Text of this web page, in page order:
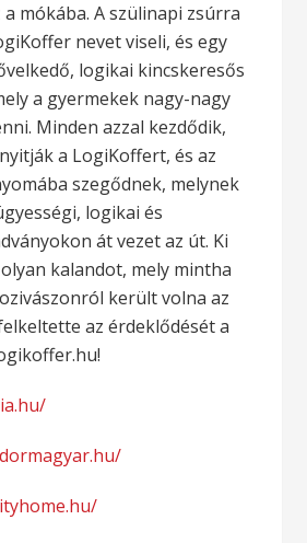
a mókába.A szülinapi zsúrra
nevet viseli, és egy
logikai kincskeresős
a gyermekek nagy-nagy
Minden azzal kezdődik,
a LogiKoffert, és az
szegődnek, melynek
logikai és
át vezet az út. Ki
kalandot, mely mintha
került volna az
az érdeklődését a